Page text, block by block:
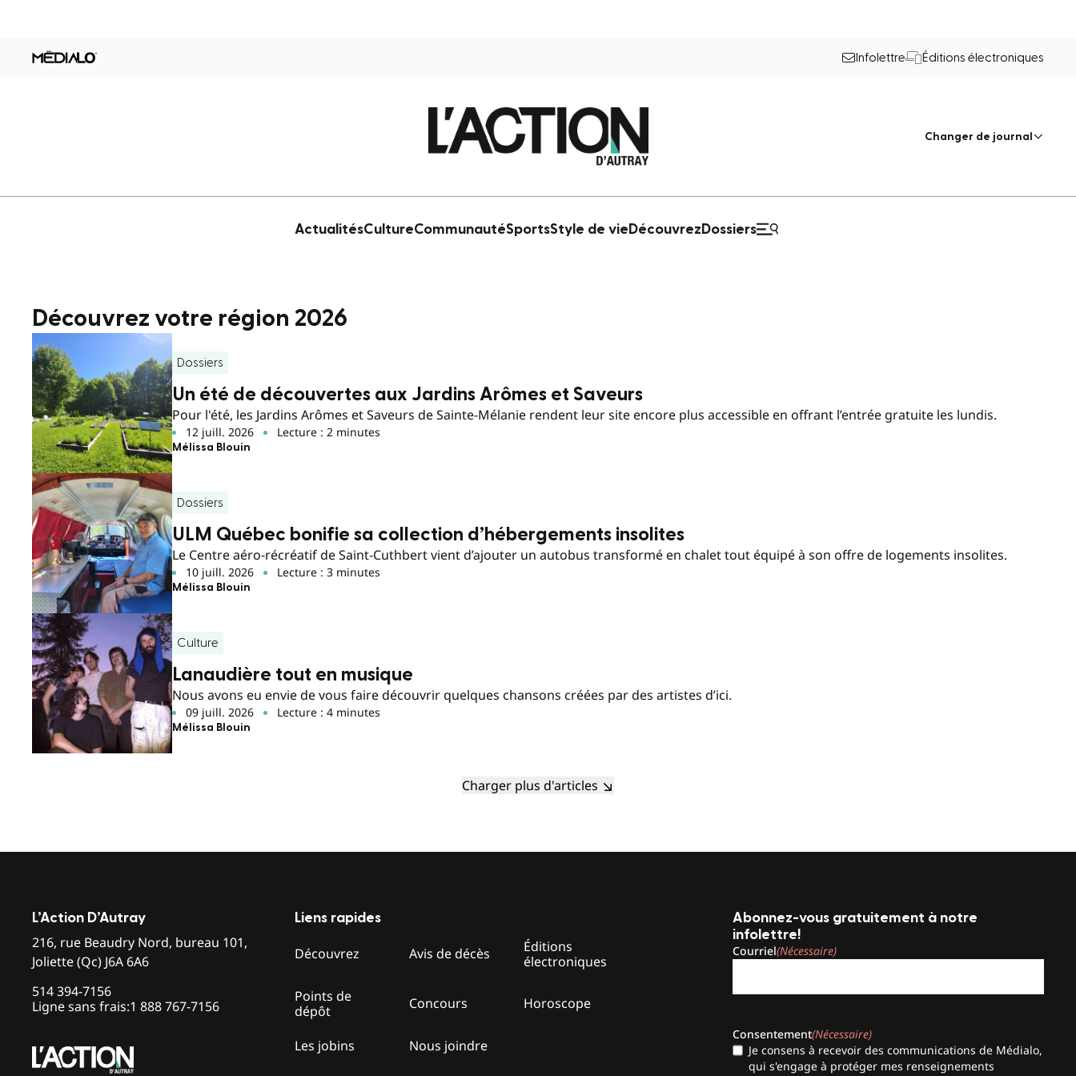
Infolettre Éditions électroniques
Changer de journal
ActualitésCultureCommunautéSportsStyle de vie Découvrez Dossiers
Découvrez votre région 2026
Dossiers
Un été de découvertes aux Jardins Arômes et Saveurs
Pour l'été, les Jardins Arômes et Saveurs de Sainte-Mélanie rendent leur site encore plus accessible en offrant l’entrée gratuite les lundis.
12 juill. 2026 Lecture : 2 minutes
Mélissa Blouin
Dossiers
ULM Québec bonifie sa collection d’hébergements insolites
Le Centre aéro-récréatif de Saint-Cuthbert vient d’ajouter un autobus transformé en chalet tout équipé à son offre de logements insolites.
10 juill. 2026 Lecture : 3 minutes
Mélissa Blouin
Culture
Lanaudière tout en musique
Nous avons eu envie de vous faire découvrir quelques chansons créées par des artistes d’ici.
09 juill. 2026 Lecture : 4 minutes
Mélissa Blouin
Charger plus d'articles
L’Action D’Autray
216, rue Beaudry Nord, bureau 101,
Joliette (Qc) J6A 6A6
514 394-7156
Ligne sans frais:1 888 767-7156
Liens rapides
Découvrez Avis de décès
Éditions
électroniques
Points de
dépôt
Concours Horoscope
Les jobins Nous joindre
Abonnez-vous gratuitement à notre
infolettre!
Courriel(Nécessaire)
Consentement(Nécessaire)
Je consens à recevoir des communications de Médialo,
qui s'engage à protéger mes renseignements